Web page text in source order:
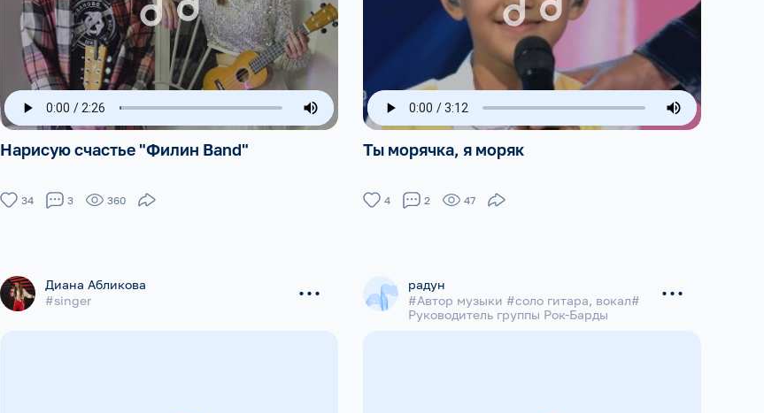
Нарисую счастье "Филин Band"
34 3 360
Ты морячка, я моряк
4 2 47
Диана Абликова
#singer
...
радун
#Автор музыки #соло гитара, вокал#
Руководитель группы Рок-Барды
...